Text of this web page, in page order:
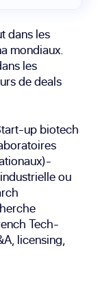
dans les
mondiaux.
les
de deals
up biotech
ou
Tech-
licensing,